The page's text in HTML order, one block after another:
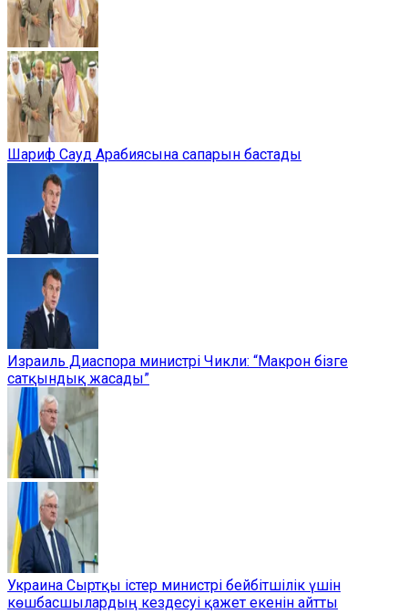
Шариф Сауд Арабиясына сапарын бастады
Израиль Диаспора министрі Чикли: “Макрон бізге
сатқындық жасады”
Украина Сыртқы істер министрі бейбітшілік үшін
көшбасшылардың кездесуі қажет екенін айтты